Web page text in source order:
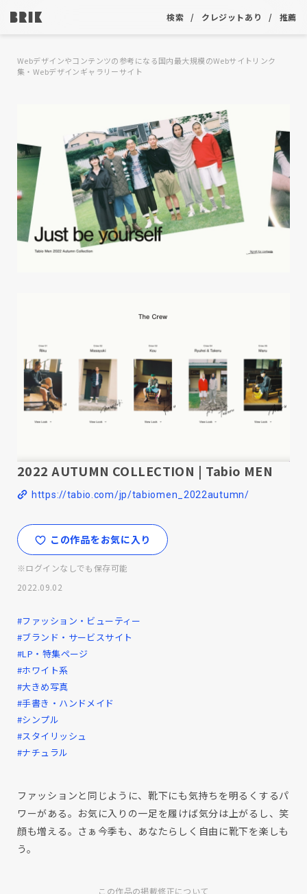
検索 クレジットあり 推薦
Webデザインやコンテンツの参考になる国内最大規模のWebサイトリンク
集・Webデザインギャラリーサイト
2022 AUTUMN COLLECTION | Tabio MEN
https://tabio.com/jp/tabiomen_2022autumn/
この作品をお気に入り
※ログインなしでも保存可能
2022.09.02
#ファッション・ビューティー
#ブランド・サービスサイト
#LP・特集ページ
#ホワイト系
#大きめ写真
#手書き・ハンドメイド
#シンプル
#スタイリッシュ
#ナチュラル
ファッションと同じように、靴下にも気持ちを明るくするパ
ワーがある。お気に入りの一足を履けば気分は上がるし、笑
顔も増える。さぁ今季も、あなたらしく自由に靴下を楽しも
う。
この作品の掲載修正について